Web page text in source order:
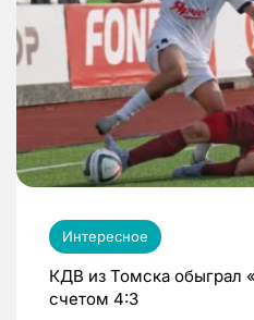
Интересное
КДВ из Томска обыграл
счетом 4:3